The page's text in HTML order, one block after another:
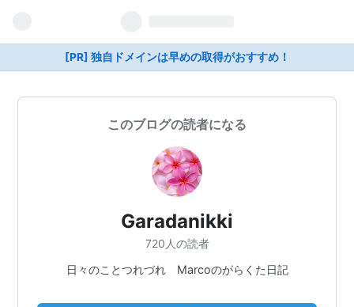
[PR] 独自ドメインは早めの取得がおすすめ！
このブログの読者になる
Garadanikki
720人の読者
日々のことつれづれ Marcoのがらくた日記